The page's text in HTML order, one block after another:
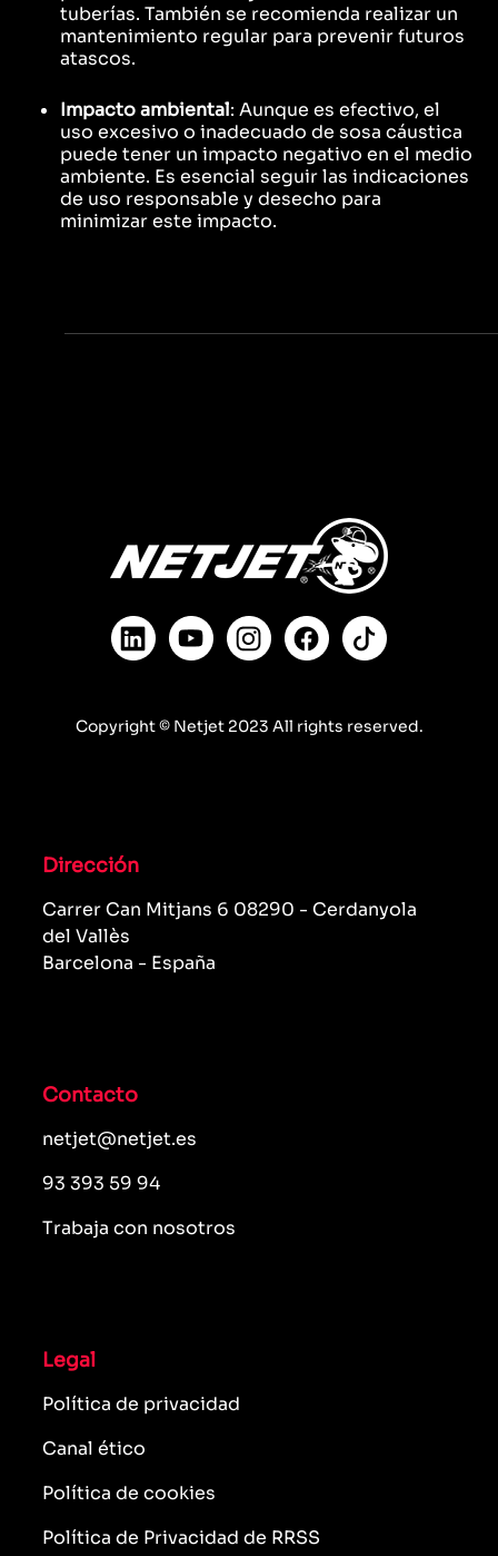
tuberías. También se recomienda realizar un
mantenimiento regular para prevenir futuros
atascos.
Impacto ambiental: Aunque es efectivo, el
uso excesivo o inadecuado de sosa cáustica
puede tener un impacto negativo en el medio
ambiente. Es esencial seguir las indicaciones
de uso responsable y desecho para
minimizar este impacto.
Copyright © Netjet 2023 All rights reserved.
Dirección
Carrer Can Mitjans 6 08290 - Cerdanyola
del Vallès
Barcelona - España
Contacto
netjet@netjet.es
93 393 59 94
Trabaja con nosotros
Legal
Política de privacidad
Canal ético
Política de cookies
Política de Privacidad de RRSS